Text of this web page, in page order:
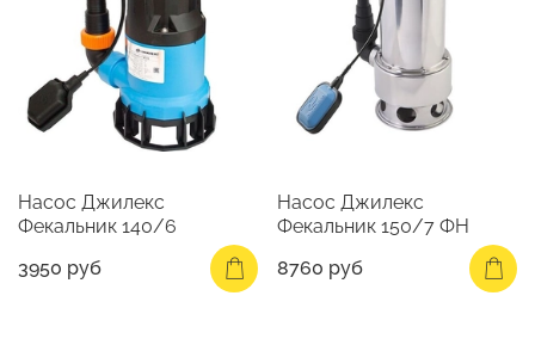
Насос Джилекс
Фекальник 140/6
3950 руб
Насос Джилекс
Фекальник 150/7 ФН
8760 руб